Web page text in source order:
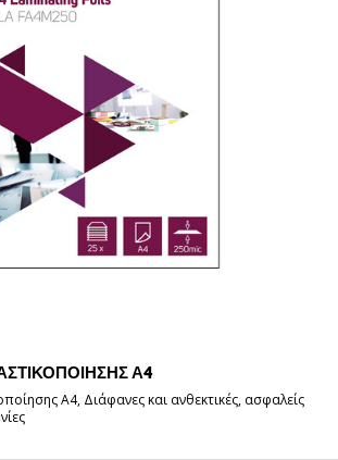
Α4
A4, Διάφανες και ανθεκτικές, ασφαλείς